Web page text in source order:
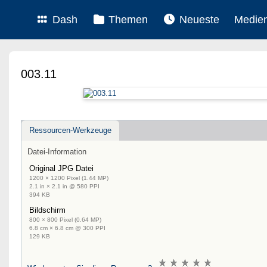
Dash Themen Neueste
003.11
Ressourcen-Werkzeuge
Datei-Information
Original JPG Datei
1200 × 1200 Pixel (1.44 MP)
2.1 in × 2.1 in @ 580 PPI
394 KB
Bildschirm
800 × 800 Pixel (0.64 MP)
6.8 cm × 6.8 cm @ 300 PPI
129 KB